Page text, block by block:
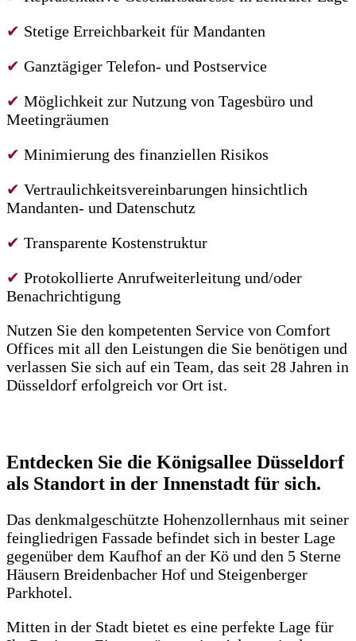
✔ Stetige Erreichbarkeit für Mandanten
✔ Ganztägiger Telefon- und Postservice
✔ Möglichkeit zur Nutzung von Tagesbüro und
Meetingräumen
✔ Minimierung des finanziellen Risikos
✔ Vertraulichkeitsvereinbarungen hinsichtlich
Mandanten- und Datenschutz
✔ Transparente Kostenstruktur
✔ Protokollierte Anrufweiterleitung und/oder
Benachrichtigung
Nutzen Sie den kompetenten Service von Comfort
Offices mit all den Leistungen die Sie benötigen und
verlassen Sie sich auf ein Team, das seit 28 Jahren in
Düsseldorf erfolgreich vor Ort ist.
Entdecken Sie die Königsallee Düsseldorf
als Standort in der Innenstadt für sich.
Das denkmalgeschützte Hohenzollernhaus mit seiner
feingliedrigen Fassade befindet sich in bester Lage
gegenüber dem Kaufhof an der Kö und den 5 Sterne
Häusern Breidenbacher Hof und Steigenberger
Parkhotel.
Mitten in der Stadt bietet es eine perfekte Lage für